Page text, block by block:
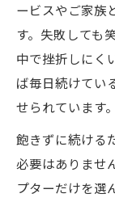
ービスやご家族
す。失敗しても
中で挫折しにく
ば毎日続けてい
せられています。
飽きずに続ける
必要はありませ
プターだけを選